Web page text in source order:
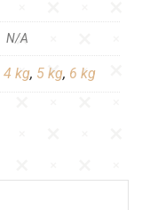
N/A
4 kg, 5 kg, 6 kg